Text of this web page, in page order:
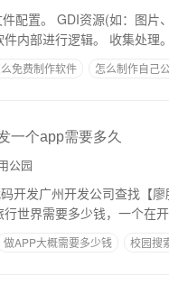
的把接口和逻辑分开，
让程序员有更多的时间在
免费制作软件 怎么制作自己
一个app需要多久
公园
开发广州开发公司查找【
世界需要多少钱，一个在
做APP大概需要多少钱 校园搜